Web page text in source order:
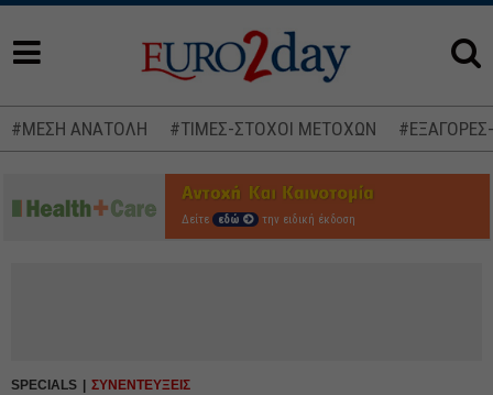
#ΜΕΣΗ ΑΝΑΤΟΛΗ #ΤΙΜΕΣ-ΣΤΟΧΟΙ ΜΕΤΟΧΩΝ
Δείτε εδώ την ειδική έκδοση
SPECIALS ΣΥΝΕΝΤΕΥΞΕΙΣ